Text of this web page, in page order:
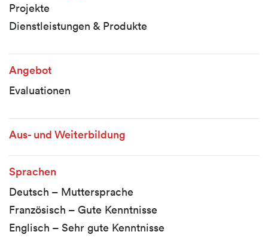
Projekte
Dienstleistungen & Produkte
Angebot
Evaluationen
Aus- und Weiterbildung
Sprachen
Deutsch – Muttersprache
Französisch – Gute Kenntnisse
Englisch – Sehr gute Kenntnisse